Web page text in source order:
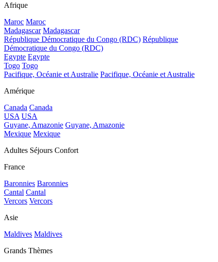
Afrique
Maroc Maroc
Madagascar Madagascar
République Démocratique du Congo (RDC) République
Démocratique du Congo (RDC)
Egypte Egypte
Togo Togo
Pacifique, Océanie et Australie Pacifique, Océanie et Australie
Amérique
Canada Canada
USA USA
Guyane, Amazonie Guyane, Amazonie
Mexique Mexique
Adultes Séjours Confort
France
Baronnies Baronnies
Cantal Cantal
Vercors Vercors
Asie
Maldives Maldives
Grands Thèmes